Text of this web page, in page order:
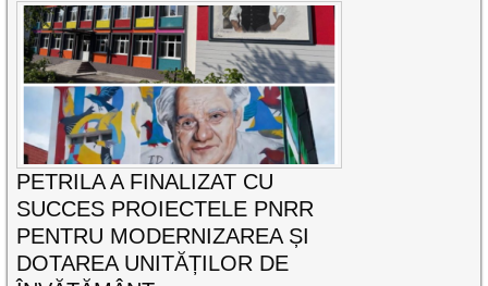
PETRILA A FINALIZAT CU
SUCCES PROIECTELE PNRR
PENTRU MODERNIZAREA ȘI
DOTAREA UNITĂȚILOR DE